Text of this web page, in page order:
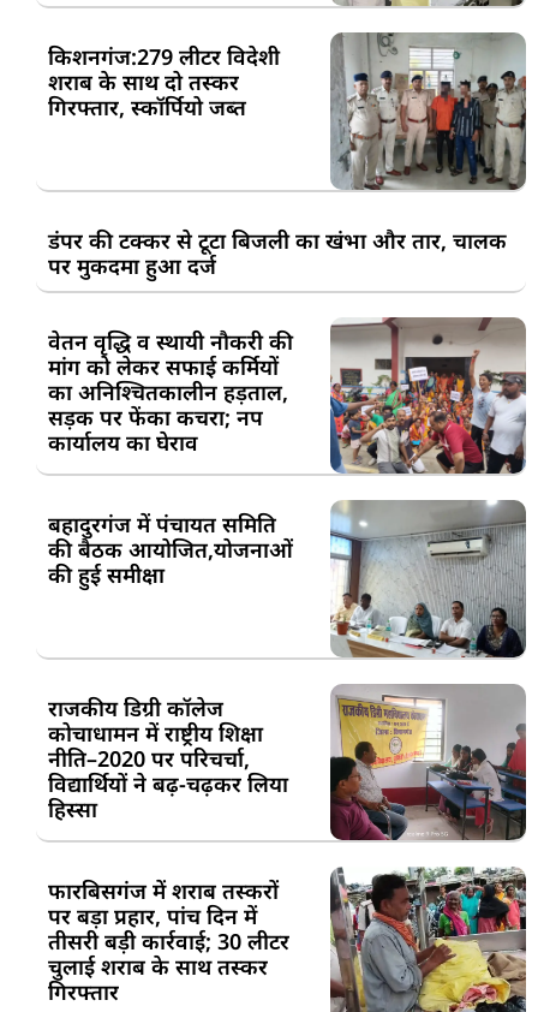
किशनगंज:279 लीटर विदेशी
शराब के साथ दो तस्कर
गिरफ्तार, स्कॉर्पियो जब्त
डंपर की टक्कर से टूटा बिजली का खंभा और तार, चालक
पर मुकदमा हुआ दर्ज
वेतन वृद्धि व स्थायी नौकरी की
मांग को लेकर सफाई कर्मियों
का अनिश्चितकालीन हड़ताल,
सड़क पर फेंका कचरा; नप
कार्यालय का घेराव
बहादुरगंज में पंचायत समिति
की बैठक आयोजित,योजनाओं
की हुई समीक्षा
राजकीय डिग्री कॉलेज
कोचाधामन में राष्ट्रीय शिक्षा
नीति–2020 पर परिचर्चा,
विद्यार्थियों ने बढ़-चढ़कर लिया
हिस्सा
फारबिसगंज में शराब तस्करों
पर बड़ा प्रहार, पांच दिन में
तीसरी बड़ी कार्रवाई; 30 लीटर
चुलाई शराब के साथ तस्कर
गिरफ्तार